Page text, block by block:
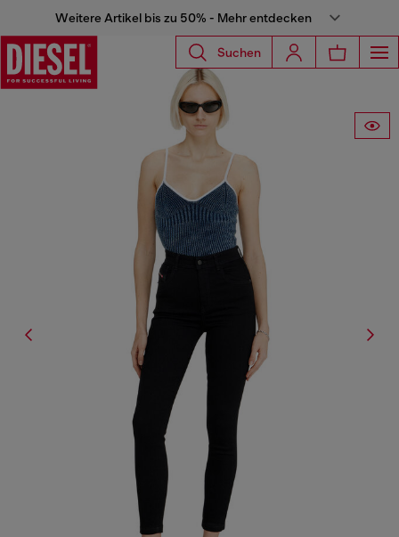
Weitere Artikel bis zu 50% - Mehr entdecken
Suchen